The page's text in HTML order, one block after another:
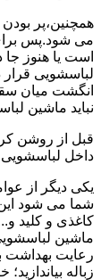
همچنین،پر
می شود.پس
است یا هنوز جا
انگشت میان
نباید ماشین
قبل از روشن
داخل لباسشویی
یکی دیگر از
شما می شود
کاغذی و کلید
ماشین
رعایت بهداشت
زباله